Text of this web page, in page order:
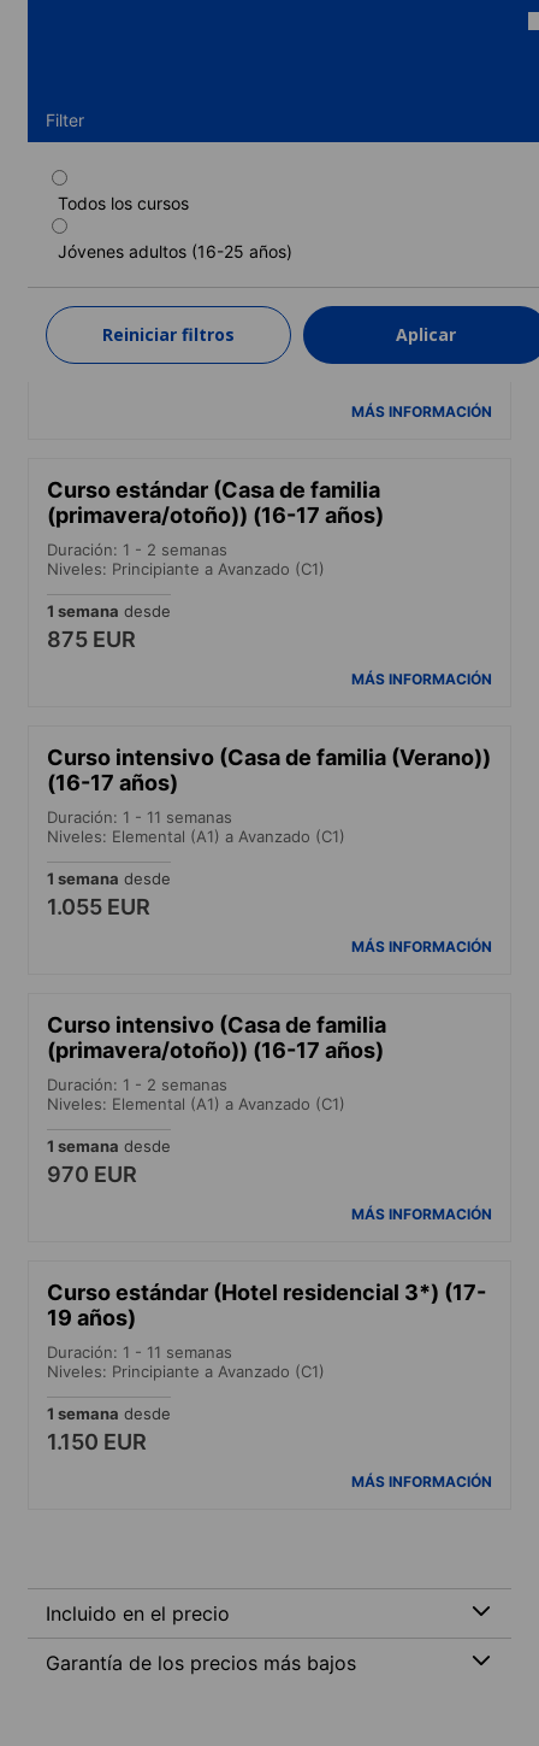
Filter
Todos los cursos
Jóvenes adultos (16-25 años)
Reiniciar filtros Aplicar
Curso estándar (Casa de familia (Verano))
(16-17 años)
1 semanadesde
960 EUR
MÁS INFORMACIÓN
Curso estándar (Casa de familia
(primavera/otoño)) (16-17 años)
Duración: 1 - 2 semanas
Niveles: Principiante a Avanzado (C1)
1 semana desde
875 EUR
MÁS INFORMACIÓN
Curso intensivo (Casa de familia (Verano))
(16-17 años)
Duración: 1 - 11 semanas
Niveles: Elemental (A1) a Avanzado (C1)
1 semana desde
1.055 EUR
MÁS INFORMACIÓN
Curso intensivo (Casa de familia
(primavera/otoño)) (16-17 años)
Duración: 1 - 2 semanas
Niveles: Elemental (A1) a Avanzado (C1)
1 semana desde
970 EUR
MÁS INFORMACIÓN
Curso estándar (Hotel residencial 3*) (17-
19 años)
Duración: 1 - 11 semanas
Niveles: Principiante a Avanzado (C1)
1 semana desde
1.150 EUR
MÁS INFORMACIÓN
Incluido en el precio
Garantía de los precios más bajos